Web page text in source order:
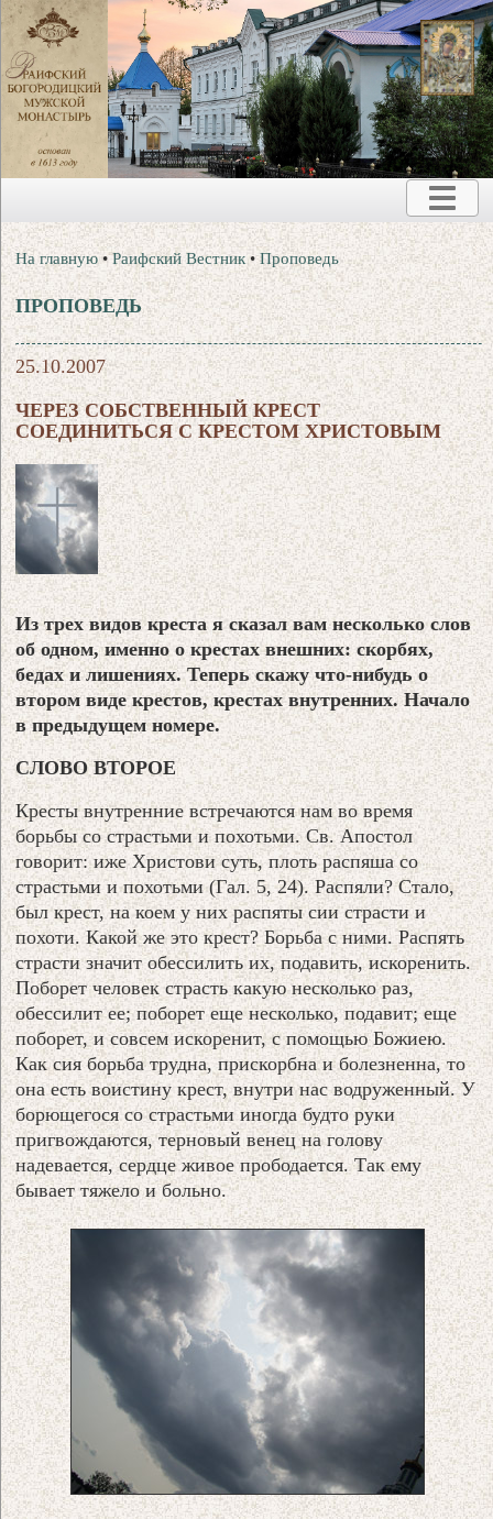
На главную •Раифский Вестник •Проповедь
ПРОПОВЕДЬ
25.10.2007
ЧЕРЕЗ СОБСТВЕННЫЙ КРЕСТ
СОЕДИНИТЬСЯ С КРЕСТОМ ХРИСТОВЫМ
Из трех видов креста я сказал вам несколько слов
об одном, именно о крестах внешних: скорбях,
бедах и лишениях. Теперь скажу что-нибудь о
втором виде крестов, крестах внутренних. Начало
в предыдущем номере.
СЛОВО ВТОРОЕ
Кресты внутренние встречаются нам во время
борьбы со страстьми и похотьми. Св. Апостол
говорит: иже Христови суть, плоть распяша со
страстьми и похотьми (Гал. 5, 24). Распяли? Стало,
был крест, на коем у них распяты сии страсти и
похоти. Какой же это крест? Борьба с ними. Распять
страсти значит обессилить их, подавить, искоренить.
Поборет человек страсть какую несколько раз,
обессилит ее; поборет еще несколько, подавит; еще
поборет, и совсем искоренит, с помощью Божиею.
Как сия борьба трудна, прискорбна и болезненна, то
она есть воистину крест, внутри нас водруженный. У
борющегося со страстьми иногда будто руки
пригвождаются, терновый венец на голову
надевается, сердце живое прободается. Так ему
бывает тяжело и больно.